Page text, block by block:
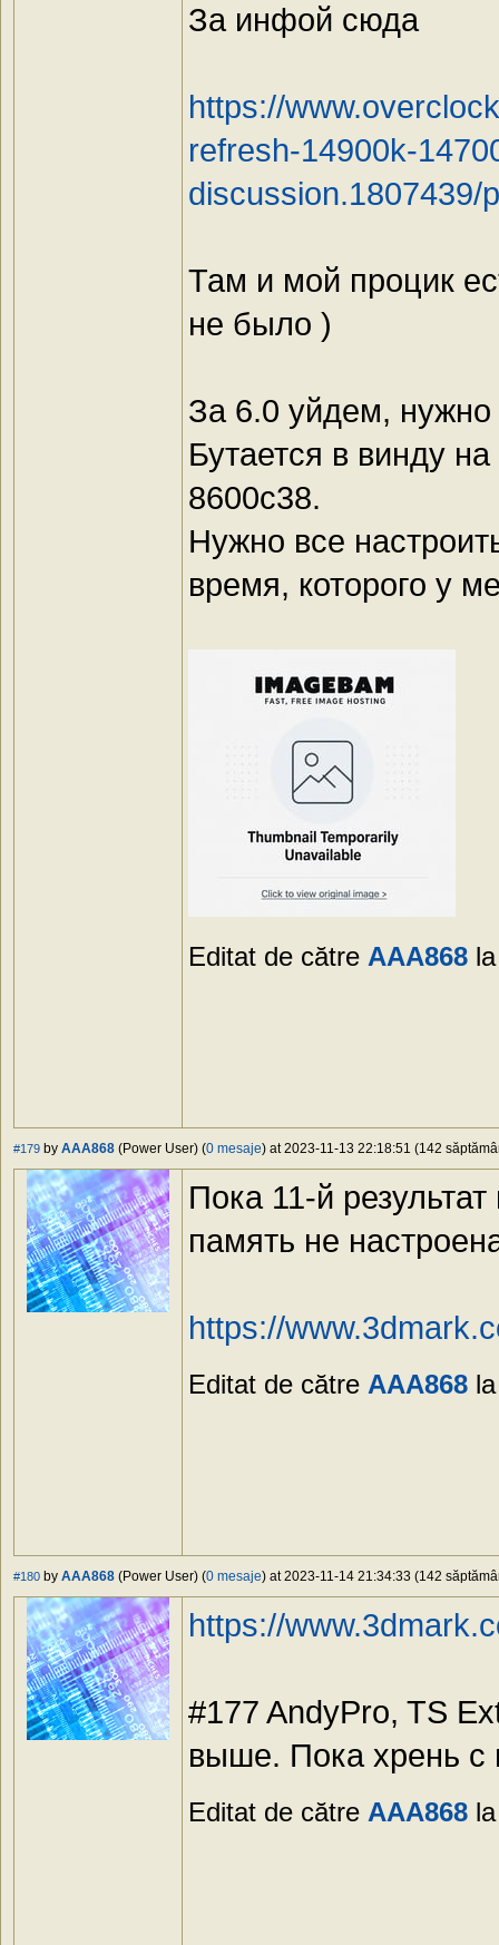
За инфой сюда
https://
refresh-14900k-
discussion.1807439/
Там и мой процик
не было )
За 6.0 уйдем,
Бутается в винду
8600с38.
Нужно все
время, которого у
Editat de către AAA868
#179 by AAA868 (Power User) (0 mesaje) at 2023-11-13 22:18:51 (142
Пока 11-й
память не
https://
Editat de către AAA868
#180 by AAA868 (Power User) (0 mesaje) at 2023-11-14 21:34:33 (142
https://
#177 AndyPro, TS
выше. Пока хрень с
Editat de către AAA868